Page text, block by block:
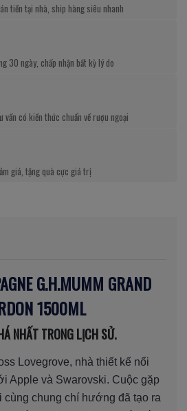
tiền tại nhà, ship hàng siêu nhanh
30 ngày, chấp nhận bất kỳ lý do
vấn có kiến thức chuẩn về rượu ngoại
giá, tặng quà cực giá trị
G.H.MUMM GRAND
1500ML
NHẤT TRONG LỊCH SỬ.
Lovegrove, nhà thiết kế nổi
Apple và Swarovski. Cuộc gặp
chung chí hướng đã tạo ra